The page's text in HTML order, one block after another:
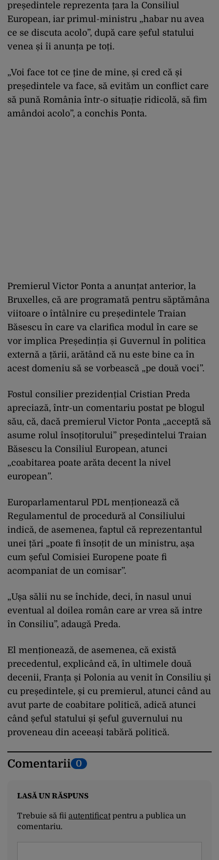
președintele reprezenta țara la Consiliul
European, iar primul-ministru „habar nu avea
ce se discuta acolo”, după care șeful statului
venea și îi anunța pe toți.
„Voi face tot ce ține de mine, și cred că și
președintele va face, să evităm un conflict care
să pună România într-o situație ridicolă, să fim
amândoi acolo”, a conchis Ponta.
Premierul Victor Ponta a anunțat anterior, la
Bruxelles, că are programată pentru săptămâna
viitoare o întâlnire cu președintele Traian
Băsescu în care va clarifica modul în care se
vor implica Președinția și Guvernul în politica
externă a țării, arătând că nu este bine ca în
acest domeniu să se vorbească „pe două voci”.
Fostul consilier prezidențial Cristian Preda
apreciază, într-un comentariu postat pe blogul
său, că, dacă premierul Victor Ponta „acceptă să
asume rolul însoțitorului” președintelui Traian
Băsescu la Consiliul European, atunci
„coabitarea poate arăta decent la nivel
european”.
Europarlamentarul PDL menționează că
Regulamentul de procedură al Consiliului
indică, de asemenea, faptul că reprezentantul
unei țări „poate fi însoțit de un ministru, așa
cum șeful Comisiei Europene poate fi
acompaniat de un comisar”.
„Ușa sălii nu se închide, deci, în nasul unui
eventual al doilea român care ar vrea să intre
în Consiliu”, adaugă Preda.
El menționează, de asemenea, că există
precedentul, explicând că, în ultimele două
decenii, Franța și Polonia au venit în Consiliu și
cu președintele, și cu premierul, atunci când au
avut parte de coabitare politică, adică atunci
când șeful statului și șeful guvernului nu
proveneau din aceeași tabără politică.
Comentarii 0
LASĂ UN RĂSPUNS
Trebuie să fii autentificatpentru a publica un
comentariu.